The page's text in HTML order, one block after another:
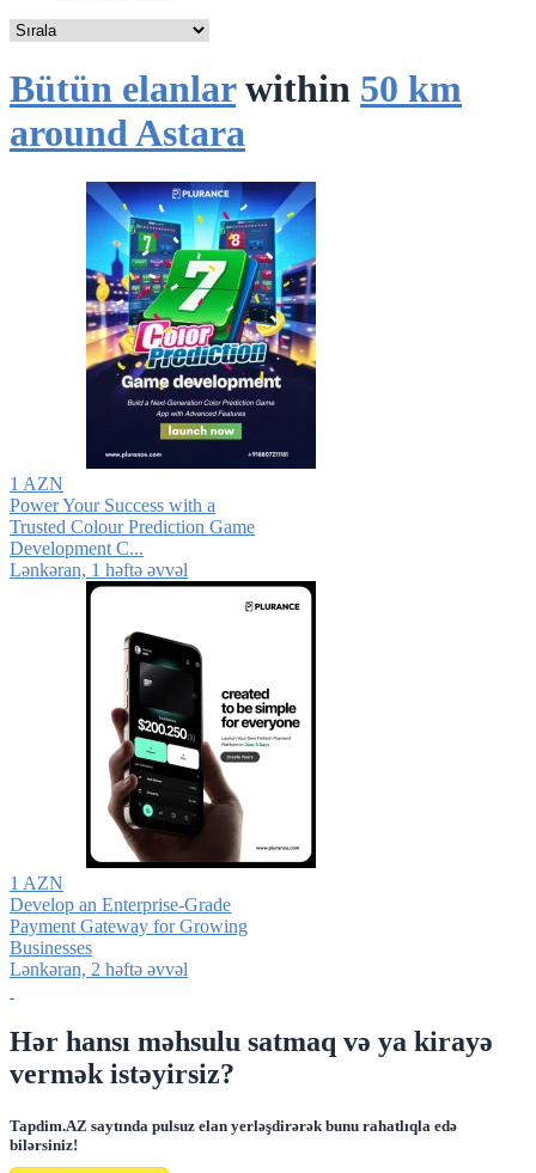
Bütün elanlarwithin 50 km
around Astara
1 AZN
Power Your Success with a
Trusted Colour Prediction Game
Development C...
Lənkəran, 1 həftə əvvəl
1 AZN
Develop an Enterprise-Grade
Payment Gateway for Growing
Businesses
Lənkəran, 2 həftə əvvəl
Hər hansı məhsulu satmaq və ya kirayə
vermək istəyirsiz?
Tapdim.AZ saytında pulsuz elan yerləşdirərək bunu rahatlıqla edə
bilərsiniz!